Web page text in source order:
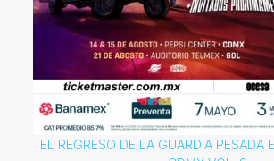
EL REGRESO DE LA GUARDIA PESADA